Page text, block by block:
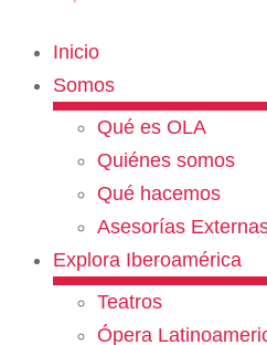
Inicio
Somos
Qué es OLA
Quiénes somos
Qué hacemos
Asesorías
Explora Iberoamérica
Teatros
Ópera